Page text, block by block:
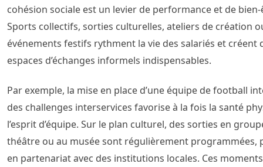
cohésion sociale est un levier de performance et de
Sports collectifs, sorties culturelles, ateliers de création
événements festifs rythment la vie des salariés et créent
espaces d’échanges informels indispensables.
Par exemple, la mise en place d’une équipe de football
des challenges interservices favorise à la fois la santé
l’esprit d’équipe. Sur le plan culturel, des sorties en
théâtre ou au musée sont régulièrement programmées,
en partenariat avec des institutions locales. Ces moments